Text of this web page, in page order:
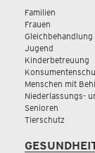
Familien
Frauen
Jugend
Kinderbetreuung
Menschen mit
Niederlassungs-
Senioren
Tierschutz